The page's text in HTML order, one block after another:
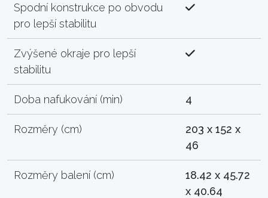
Spodní konstrukce po obvodu
pro lepší stabilitu
Zvýšené okraje pro lepší
stabilitu
Doba nafukování (min) 4
Rozměry (cm)
203 x 152 x
46
Rozměry balení (cm)
18.42 x 45.72
x 40.64